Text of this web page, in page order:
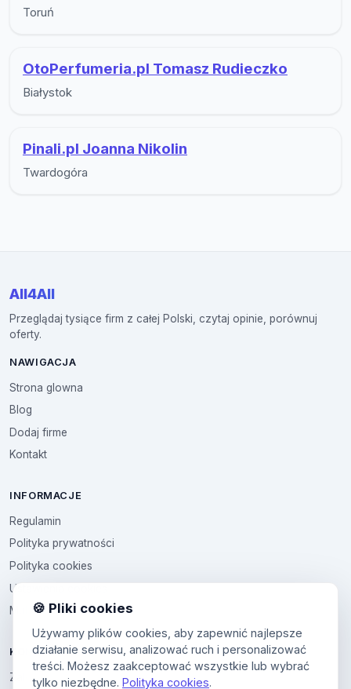
Toruń
OtoPerfumeria.pl Tomasz Rudieczko
Białystok
Pinali.pl Joanna Nikolin
Twardogóra
All4All
Przeglądaj tysiące firm z całej Polski, czytaj opinie, porównuj
oferty.
NAWIGACJA
Strona glowna
Blog
Dodaj firme
Kontakt
INFORMACJE
Regulamin
Polityka prywatności
Polityka cookies
Ustawienia cookies
Multikod
KONTO
Zaloguj sie
🍪 Pliki cookies
Używamy plików cookies, aby zapewnić najlepsze
działanie serwisu, analizować ruch i personalizować
treści. Możesz zaakceptować wszystkie lub wybrać
tylko niezbędne. Polityka cookies.